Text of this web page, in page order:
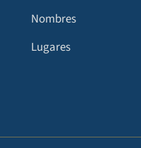
Nombres
Lugares